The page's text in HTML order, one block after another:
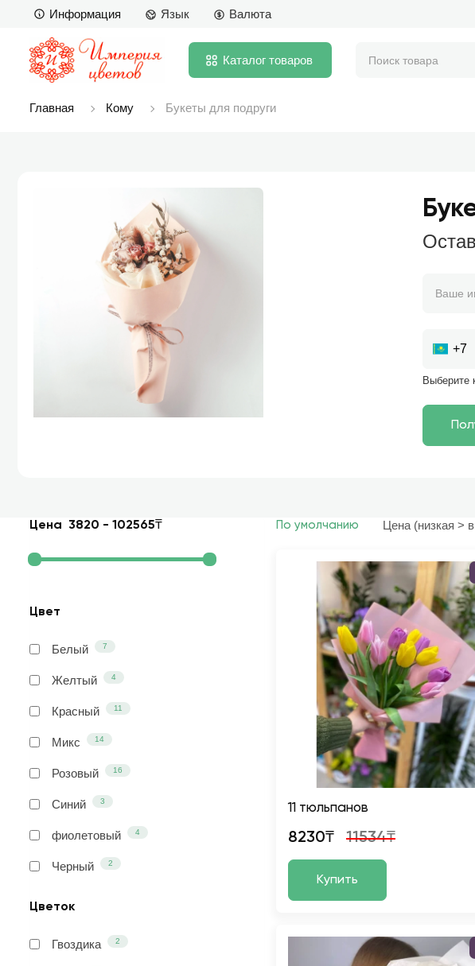
Информация Язык Валюта
Каталог товаров
Главная Кому Букеты для подруги
+7
Выберите
Цена 3820 - 102565₸
Цвет
Белый 7
Желтый 4
Красный 11
Микс 14
Розовый 16
Синий 3
фиолетовый 4
Черный 2
Цветок
Гвоздика 2
По умолчанию Цена (низкая >
11 тюльпанов
8230₸ 11534₸
Купить